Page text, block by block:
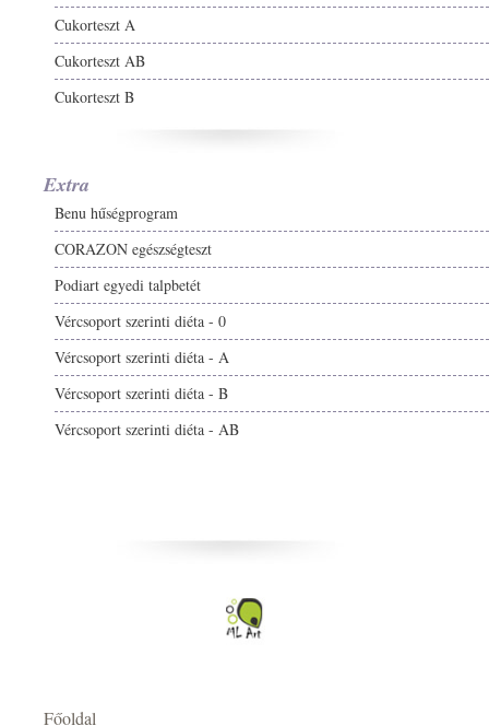
Cukorteszt A
Cukorteszt AB
Cukorteszt B
Extra
Benu hűségprogram
CORAZON egészségteszt
Podiart egyedi talpbetét
Vércsoport szerinti diéta - 0
Vércsoport szerinti diéta - A
Vércsoport szerinti diéta - B
Vércsoport szerinti diéta - AB
Főoldal